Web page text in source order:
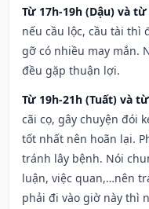
Từ 17h-19h (Dậu) và
nếu cầu lộc, cầu tài thì
gỡ có nhiều may mắn.
đều gặp thuận lợi.
Từ 19h-21h (Tuất) và
cãi cọ, gây chuyện đói
tốt nhất nên hoãn lại.
tránh lây bệnh. Nói
luận, việc quan,…nên
phải đi vào giờ này thì